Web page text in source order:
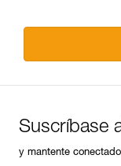
Suscríbase
y mantente